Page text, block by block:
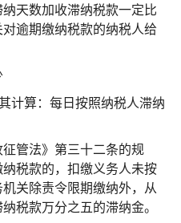
天数加收滞纳税款一定比
逾期缴纳税款的纳税人给
计算：每日按照纳税人滞纳
管法》第三十二条的规
税款的，扣缴义务人未按
关除责令限期缴纳外，从
税款万分之五的滞纳金。